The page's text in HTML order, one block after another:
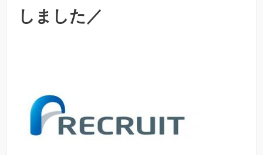
しました／